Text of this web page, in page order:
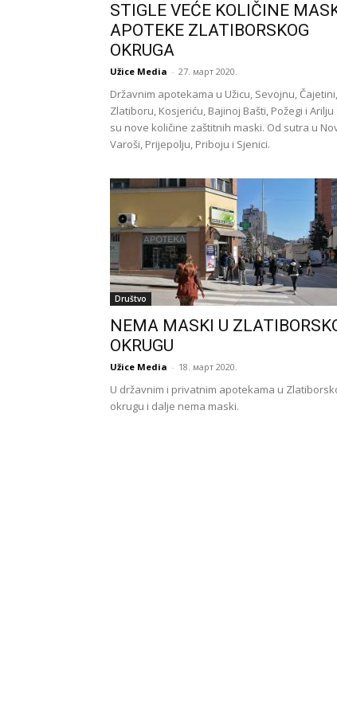
STIGLE VEĆE KOLIČINE
APOTEKE ZLATIBORSKOG
OKRUGA
Užice Media - 27. март 2020.
Državnim apotekama u Užicu, Sevojnu, Čajetini,
Zlatiboru, Kosjeriću, Bajinoj Bašti, Požegi i Arilju
su nove količine zaštitnih maski. Od sutra u
Varoši, Prijepolju, Priboju i Sjenici.
Društvo
NEMA MASKI U
OKRUGU
Užice Media - 18. март 2020.
U državnim i privatnim apotekama u
okrugu i dalje nema maski.